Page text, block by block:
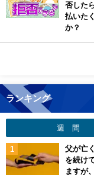
否した
払いた
か？
ランキング
週 間
父が亡
を続け
ますが